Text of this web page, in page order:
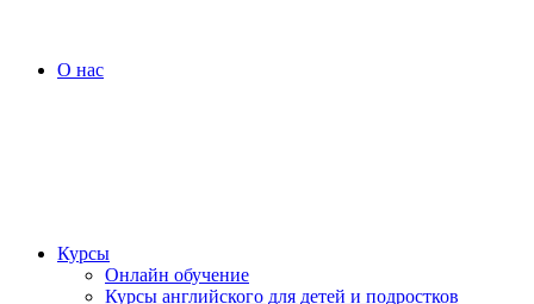
О нас
Курсы
Онлайн обучение
Курсы английского для детей и подростков